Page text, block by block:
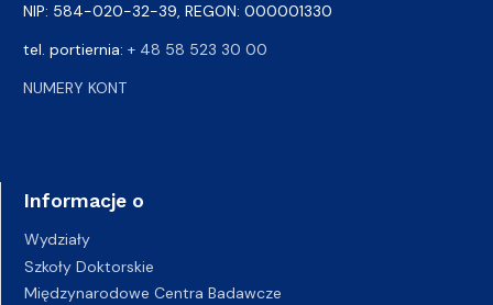
NIP: 584-020-32-39, REGON: 000001330
tel. portiernia: + 48 58 523 30 00
NUMERY KONT
Informacje o
Wydziały
Szkoły Doktorskie
Międzynarodowe Centra Badawcze